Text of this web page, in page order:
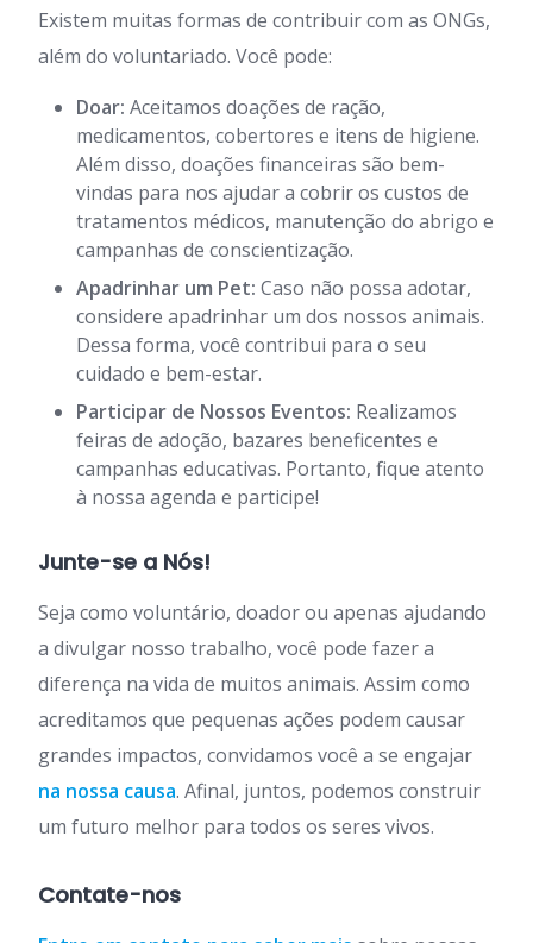
Existem muitas formas de contribuir com as ONGs,
além do voluntariado. Você pode:
Doar: Aceitamos doações de ração,
medicamentos, cobertores e itens de higiene.
Além disso, doações financeiras são bem-
vindas para nos ajudar a cobrir os custos de
tratamentos médicos, manutenção do abrigo e
campanhas de conscientização.
Apadrinhar um Pet: Caso não possa adotar,
considere apadrinhar um dos nossos animais.
Dessa forma, você contribui para o seu
cuidado e bem-estar.
Participar de Nossos Eventos: Realizamos
feiras de adoção, bazares beneficentes e
campanhas educativas. Portanto, fique atento
à nossa agenda e participe!
Junte-se a Nós!
Seja como voluntário, doador ou apenas ajudando
a divulgar nosso trabalho, você pode fazer a
diferença na vida de muitos animais. Assim como
acreditamos que pequenas ações podem causar
grandes impactos, convidamos você a se engajar
na nossa causa. Afinal, juntos, podemos construir
um futuro melhor para todos os seres vivos.
Contate-nos